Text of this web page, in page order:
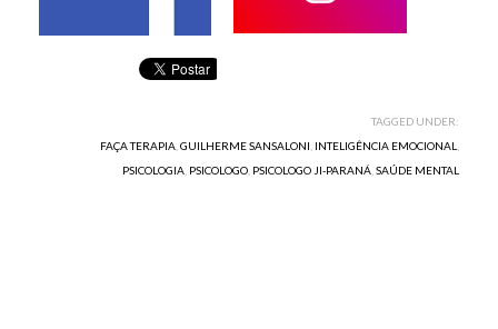
TAGGED UNDER:
FAÇA TERAPIA GUILHERME SANSALONI INTELIGÊNCIA EMOCIONAL
PSICOLOGIA PSICOLOGO PSICOLOGO JI-PARANÁ SAÚDE MENTAL